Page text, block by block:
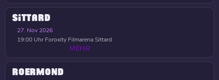
SITTARD
27. Nov 2026
19:00 Uhr Foroxity Filmarena Sittard
MEHR
ROERMOND